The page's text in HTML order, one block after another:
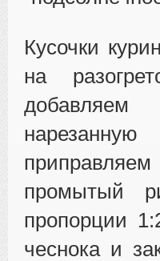
Кусочки
на
промытый
пропорции
чеснока и